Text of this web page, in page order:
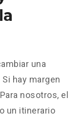
una
hay margen
nosotros, el
un itinerario